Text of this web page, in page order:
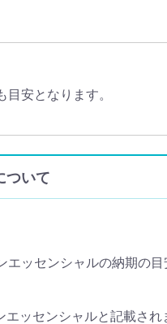
安となります。
ついて
ッセンシャルの納期の
ッセンシャルと記載され